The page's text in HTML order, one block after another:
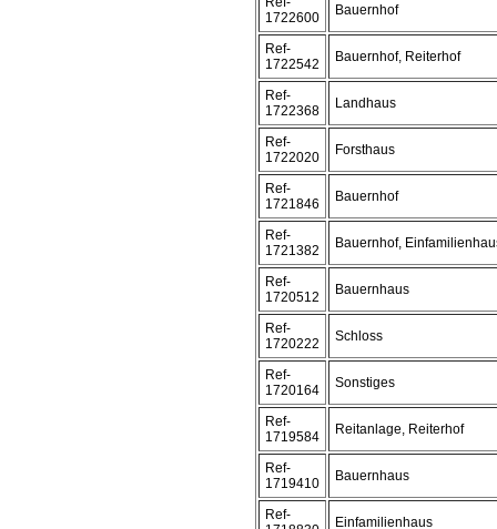
1722600
Bauernhof
Ref-
1722542
Bauernhof, Reiterhof
Ref-
1722368
Landhaus
Ref-
1722020
Forsthaus
Ref-
1721846
Bauernhof
Ref-
1721382
Bauernhof,
Ref-
1720512
Bauernhaus
Ref-
1720222
Schloss
Ref-
1720164
Sonstiges
Ref-
1719584
Reitanlage, Reiterhof
Ref-
1719410
Bauernhaus
Ref-
Einfamilienhaus